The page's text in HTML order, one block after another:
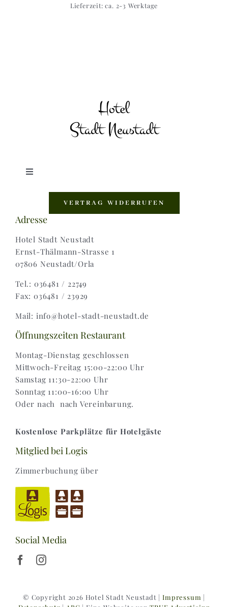
Lieferzeit: ca. 2-3 Werktage
Toggle
Zahlungsweisen |
Widerruf |
Versand & Lieferung
VERTRAG WIDERRUFEN
Adresse
Hotel Stadt Neustadt
Ernst-Thälmann-Strasse 1
07806 Neustadt/Orla
Tel.: 036481 / 22749
Fax: 036481 / 23929
Mail: info@hotel-stadt-neustadt.de
Öffnungszeiten Restaurant
Montag-Dienstag geschlossen
Mittwoch-Freitag 15:00-22:00 Uhr
Samstag 11:30-22:00 Uhr
Sonntag 11:00-16:00 Uhr
Oder nach nach Vereinbarung.
Kostenlose Parkplätze für Hotelgäste
Mitglied bei Logis
Zimmerbuchung über
Social Media
© Copyright 2026 Hotel Stadt Neustadt |Impressum |